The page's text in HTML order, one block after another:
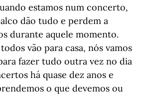
estamos num concerto,
dão tudo e perdem a
durante aquele momento.
vão para casa, nós vamos
fazer tudo outra vez no dia
há quase dez anos e
o que devemos ou